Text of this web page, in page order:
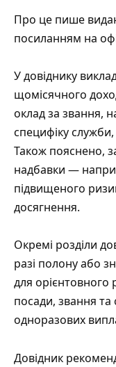
Про це пише
посиланням на
У довіднику
щомісячного
оклад за звання,
специфіку
Також пояснено,
надбавки —
підвищеного
досягнення.
Окремі розділи
разі полону або
для орієнтовного
посади, звання
одноразових
Довідник